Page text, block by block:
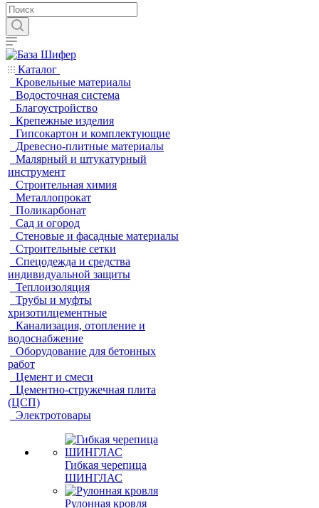
Каталог
Кровельные материалы
Водосточная система
Благоустройство
Крепежные изделия
Гипсокартон и комплектующие
Древесно-плитные материалы
Малярный и штукатурный
инструмент
Строительная химия
Металлопрокат
Поликарбонат
Сад и огород
Стеновые и фасадные материалы
Строительные сетки
Спецодежда и средства
индивидуальной защиты
Теплоизоляция
Трубы и муфты
хризотилцементные
Канализация, отопление и
водоснабжение
Оборудование для бетонных
работ
Цемент и смеси
Цементно-стружечная плита
(ЦСП)
Электротовары
Гибкая черепица
ШИНГЛАС
Рулонная кровля